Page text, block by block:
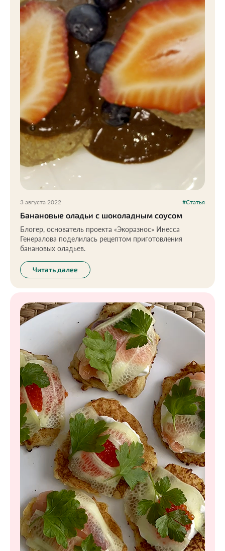
3 августа 2022 #Статья
Банановые оладьи с шоколадным соусом
Блогер, основатель проекта «Экоразнос» Инесса
Генералова поделилась рецептом приготовления
банановых оладьев.
Читать далее